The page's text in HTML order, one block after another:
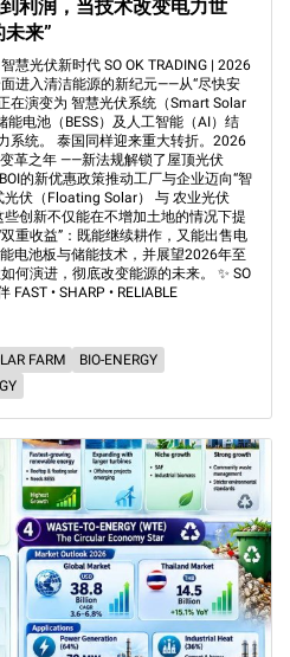
利润，当技术改变电力世
来”
慧光伏新时代 SO OK TRADING | 2026
进入清洁能源的新纪元——从“尽快安
在演变为 智慧光伏系统（Smart Solar
电池（BESS）及人工智能（AI）结
系统。 泰国同样迎来重大转折。2026
革之年 ——新法规解锁了屋顶光伏
的新优惠政策推动工厂与企业迈向“智
伏（Floating Solar） 与 农业光伏
些创新不仅能在不增加土地的情况下提
重收益”：既能继续耕作，又能出售电
电池板与储能技术，并展望2026年至
何演进，彻底改变能源的未来。 ✨ SO
• SHARP • RELIABLE
FARM
BIO-ENERGY